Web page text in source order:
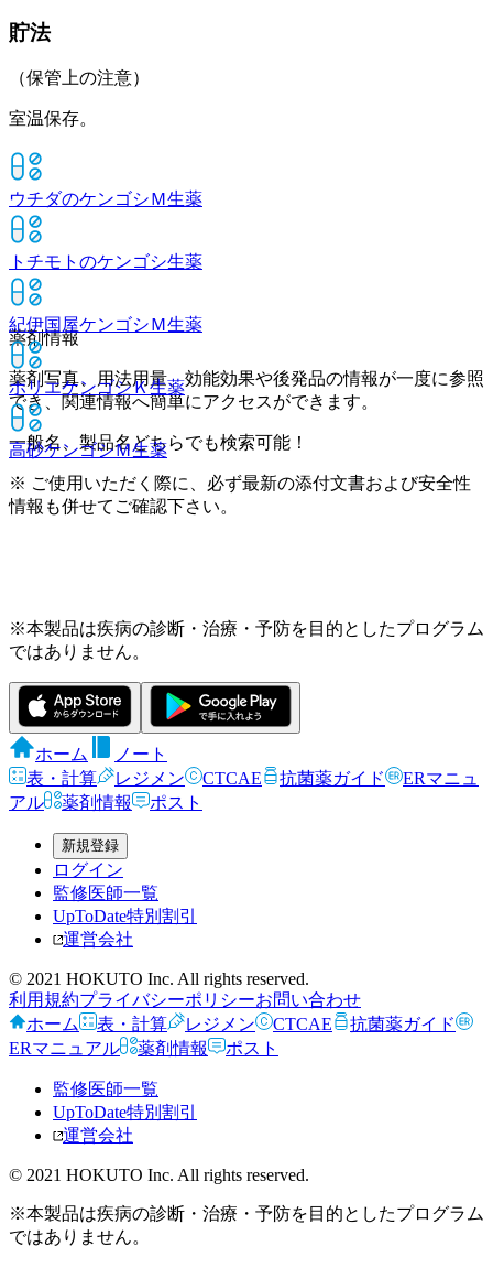
貯法
（保管上の注意）
室温保存。
ウチダのケンゴシＭ生薬
トチモトのケンゴシ生薬
紀伊国屋ケンゴシＭ生薬
ホリエケンゴシＫ生薬
高砂ケンゴシＭ生薬
薬剤情報
薬剤写真、用法用量、効能効果や後発品の情報が一度に参照
でき、関連情報へ簡単にアクセスができます。
一般名、製品名どちらでも検索可能！
※ ご使用いただく際に、必ず最新の添付文書および安全性
情報も併せてご確認下さい。
※本製品は疾病の診断・治療・予防を目的としたプログラム
ではありません。
ホーム
ノート
表・計算
レジメン CTCAE 抗菌薬ガイド
ERマニュ
アル
薬剤情報 ポスト
新規登録
ログイン
監修医師一覧
UpToDate特別割引
運営会社
© 2021 HOKUTO Inc. All rights reserved.
利用規約プライバシーポリシーお問い合わせ
ホーム
表・計算 レジメン CTCAE
抗菌薬ガイド
ERマニュアル
薬剤情報 ポスト
監修医師一覧
UpToDate特別割引
運営会社
© 2021 HOKUTO Inc. All rights reserved.
※本製品は疾病の診断・治療・予防を目的としたプログラム
ではありません。